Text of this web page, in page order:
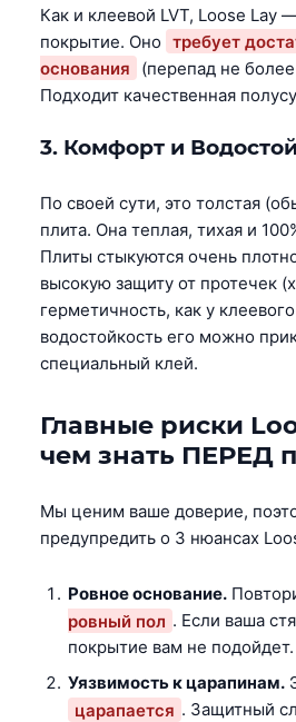
Как и клеевой LVT, Loose Lay
покрытие. Оно требует
основания
(перепад не
Подходит качественная
3. Комфорт и
По своей сути, это толстая
плита. Она теплая, тихая и
Плиты стыкуются очень
высокую защиту от протечек
герметичность, как у
водостойкость его можно
специальный клей.
Главные риски
чем знать ПЕРЕД
Мы ценим ваше доверие,
предупредить о 3 нюансах
Ровное основание.
ровный пол . Если ваша
покрытие вам не подойдет.
Уязвимость к царапинам.
царапается . Защитный